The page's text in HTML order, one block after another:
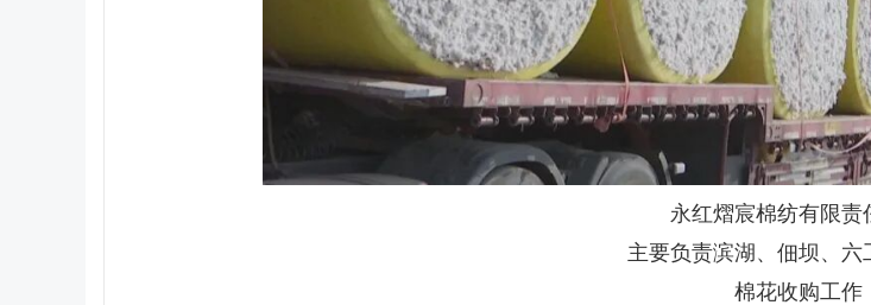
永红熠宸棉纺有限责
主要负责滨湖、佃坝、六
棉花收购工作